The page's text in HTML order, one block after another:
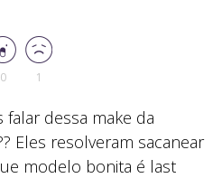
0 1
falar dessa make da
Eles resolveram sacanear
modelo bonita é last